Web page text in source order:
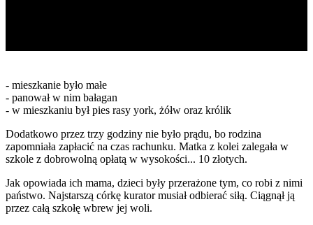
- mieszkanie było małe
- panował w nim bałagan
- w mieszkaniu był pies rasy york, żółw oraz królik
Dodatkowo przez trzy godziny nie było prądu, bo rodzina
zapomniała zapłacić na czas rachunku. Matka z kolei zalegała w
szkole z dobrowolną opłatą w wysokości... 10 złotych.
Jak opowiada ich mama, dzieci były przerażone tym, co robi z nimi
państwo. Najstarszą córkę kurator musiał odbierać siłą. Ciągnął ją
przez całą szkołę wbrew jej woli.